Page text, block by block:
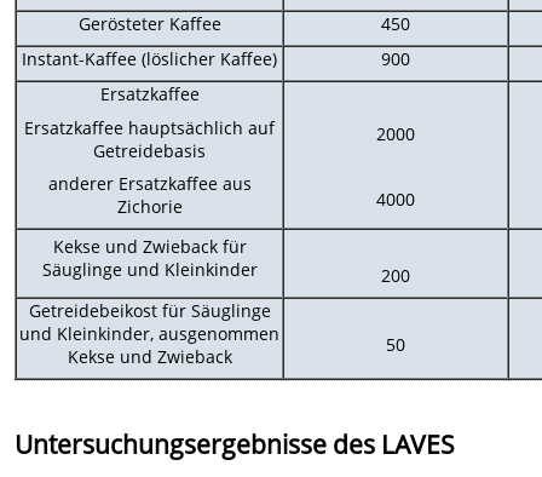
Gerösteter Kaffee
450
Instant-Kaffee (löslicher Kaffee)
900
Ersatzkaffee
Ersatzkaffee hauptsächlich auf
Getreidebasis
anderer Ersatzkaffee aus
Zichorie
2000
4000
Kekse und Zwieback für
Säuglinge und Kleinkinder
200
Getreidebeikost für Säuglinge
und Kleinkinder, ausgenommen
Kekse und Zwieback
50
Untersuchungsergebnisse des LAVES